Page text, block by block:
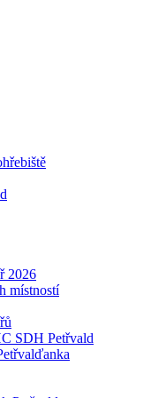
2026
místností
SDH Petřvald